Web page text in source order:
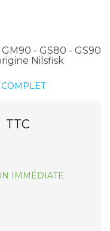
- GS80 - GS90
Nilsfisk
TTC
IMMÉDIATE